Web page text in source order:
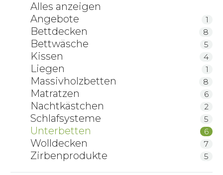
Alles anzeigen
Angebote
1
Bettdecken 8
Bettwäsche 5
Kissen 4
Liegen 1
Massivholzbetten 8
Matratzen 6
Nachtkästchen 2
Schlafsysteme 5
Unterbetten 6
Wolldecken 7
Zirbenprodukte 5